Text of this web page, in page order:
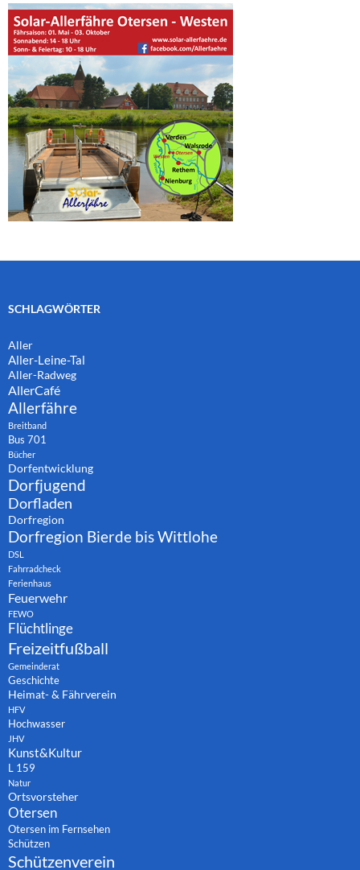
SCHLAGWÖRTER
Aller
Aller-Leine-Tal
Aller-Radweg
AllerCafé
Allerfähre
Breitband
Bus 701
Bücher
Dorfentwicklung
Dorfjugend
Dorfladen
Dorfregion
Dorfregion Bierde bis Wittlohe
DSL
Fahrradcheck
Ferienhaus
Feuerwehr
FEWO
Flüchtlinge
Freizeitfußball
Gemeinderat
Geschichte
Heimat- & Fährverein
HFV
Hochwasser
JHV
Kunst&Kultur
L 159
Natur
Ortsvorsteher
Otersen
Otersen im Fernsehen
Schützen
Schützenverein